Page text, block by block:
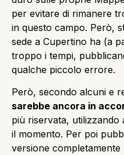
per evitare di rimanere
in questo campo. Però,
sede a Cupertino ha (a
troppo i tempi,
qualche piccolo errore.
Però, secondo alcuni e
sarebbe ancora in
più riservata,
il momento. Per poi
versione